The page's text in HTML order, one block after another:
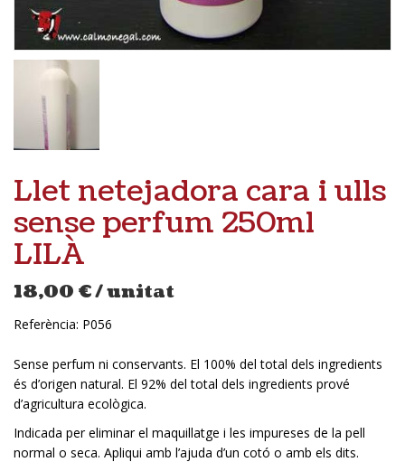
Llet netejadora cara i ulls
sense perfum 250ml
LILÀ
18,00 €/ unitat
Referència: P056
Sense perfum ni conservants. El 100% del total dels ingredients
és d’origen natural. El 92% del total dels ingredients prové
d’agricultura ecològica.
Indicada per eliminar el maquillatge i les impureses de la pell
normal o seca. Apliqui amb l’ajuda d’un cotó o amb els dits.